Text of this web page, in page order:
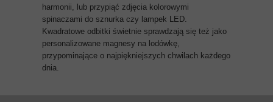
harmonii, lub przypiąć zdjęcia kolorowymi
spinaczami do sznurka czy lampek LED.
Kwadratowe odbitki świetnie sprawdzają się też jako
personalizowane magnesy na lodówkę,
przypominające o najpiękniejszych chwilach każdego
dnia.